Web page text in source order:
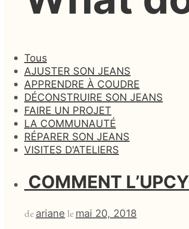
Tous
AJUSTER SON JEANS
APPRENDRE À COUDRE
DÉCONSTRUIRE SON JEANS
FAIRE UN PROJET
LA COMMUNAUTÉ
RÉPARER SON JEANS
VISITES D'ATELIERS
COMMENT
de ariane le mai 20, 2018